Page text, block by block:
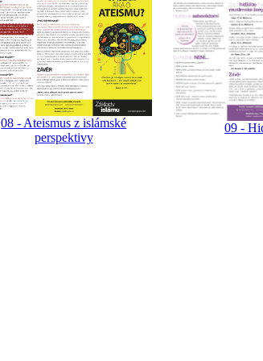
08 - Ateismus z islámské
perspektivy
09 -